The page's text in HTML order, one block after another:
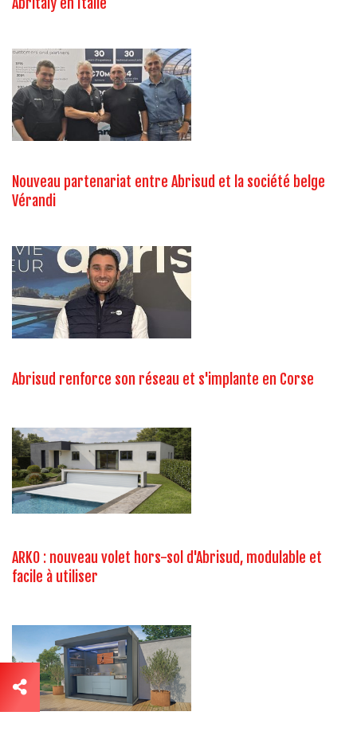
Nouveau partenariat entre Abrisud et la société belge
Vérandi
Abrisud renforce son réseau et s'implante en Corse
ARKO : nouveau volet hors-sol d'Abrisud, modulable et
facile à utiliser